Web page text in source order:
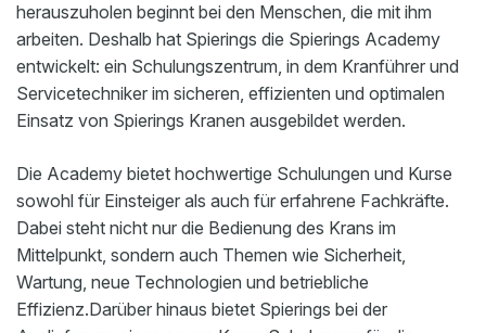
herauszuholen beginnt bei den Menschen, die mit ihm
arbeiten. Deshalb hat Spierings die Spierings Academy
entwickelt: ein Schulungszentrum, in dem Kranführer und
Servicetechniker im sicheren, effizienten und optimalen
Einsatz von Spierings Kranen ausgebildet werden.
Die Academy bietet hochwertige Schulungen und Kurse
sowohl für Einsteiger als auch für erfahrene Fachkräfte.
Dabei steht nicht nur die Bedienung des Krans im
Mittelpunkt, sondern auch Themen wie Sicherheit,
Wartung, neue Technologien und betriebliche
Effizienz.Darüber hinaus bietet Spierings bei der